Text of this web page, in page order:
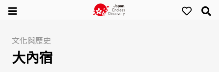
文化與歷史
大內宿